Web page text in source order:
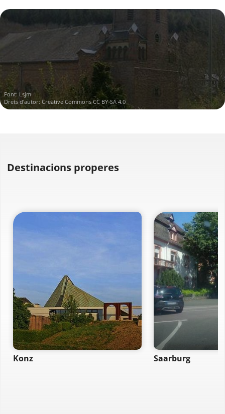
Font: Lsjm
Drets d'autor: Creative Commons CC BY-SA 4.0
Destinacions properes
Konz Saarburg